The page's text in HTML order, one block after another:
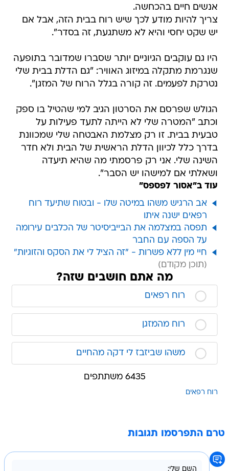
אנשים חיים בהכחשה.
צריך להיות מודע לכך שיש רוח בבית הזה, אבל אם
יש שקט יחסי והיא לא משתגעת, זה בסדר".
היו גם עוקבים הגיוניים יותר שסברו שמדובר בתופעה
שנגרמת מתקלה במיזוג האוויר: "גם הדלת בבית שלי
נטרקת לפעמים. זה קורה בגלל הרוח של המזגן".
הגולש שפרסם את הסרטון הגיב למי שהטיל בו ספק
וכתב "המטרה שלי לא הייתה לתעד פעילות על
טבעית בבית. זו רק מצלמת האבטחה שלי שמכוונת
בדרך כלל לכיוון הדלת הראשית של הבית ולא חדר
השינה שלי. אני רק פרסמתי מה שהיא תיעדה
ושאלתי אם למישהו יש הסבר".
עוד ב"אסור לפספס"
אב הרגיש משהו במיטה שלו - ובטוח שתיעד רוח
רפאים ישנה איתו
תפסה במצלמה את הבייביסיטר של הכלבים עירומה
על הספה עם החבר
חיי מין ללא פשרות - "זה הציל לי את הסקס והזוגיות"
מה אתם חושבים שזה?
רוח רפאים
רוח מהמזגן
משהו שביזבז לי דקה מהחיים
6435 משתתפים
רוח רפאים
טרם התפרסמו תגובות